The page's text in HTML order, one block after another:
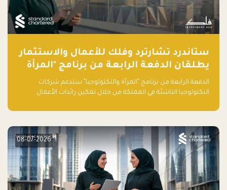
ستاندرد تشارترد وفلك للأعمال والاستثمار
يطلقان الدفعة الرابعة من برنامج "المرأة
والتكنولوجيا" لعام 2026 في المملكة
العربية السعودية
الدفعة الرابعة من برنامج "المرأة والتكنولوجيا" ستدعم شركات
التكنولوجيا الناشئة في المملكة من خلال تمكين رائدات الأعمال
08-07-2026